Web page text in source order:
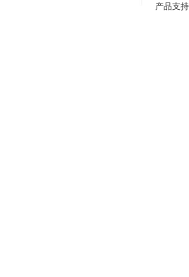
产品支